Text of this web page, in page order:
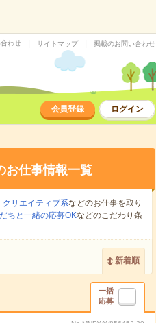
わせ サイトマップ 掲載のお問い合わせ
会員登録 ログイン
お仕事情報一覧
クリエイティブ系などのお仕事を取り
ちと一緒の応募OKなどのこだわり条
新着順
一括
応募